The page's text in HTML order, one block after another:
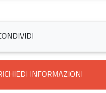
INFORMAZIONI